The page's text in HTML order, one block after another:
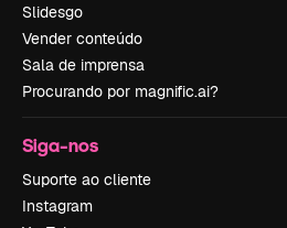
Slidesgo
Vender conteúdo
Sala de imprensa
Procurando por magnific.ai?
Siga-nos
Suporte ao cliente
Instagram